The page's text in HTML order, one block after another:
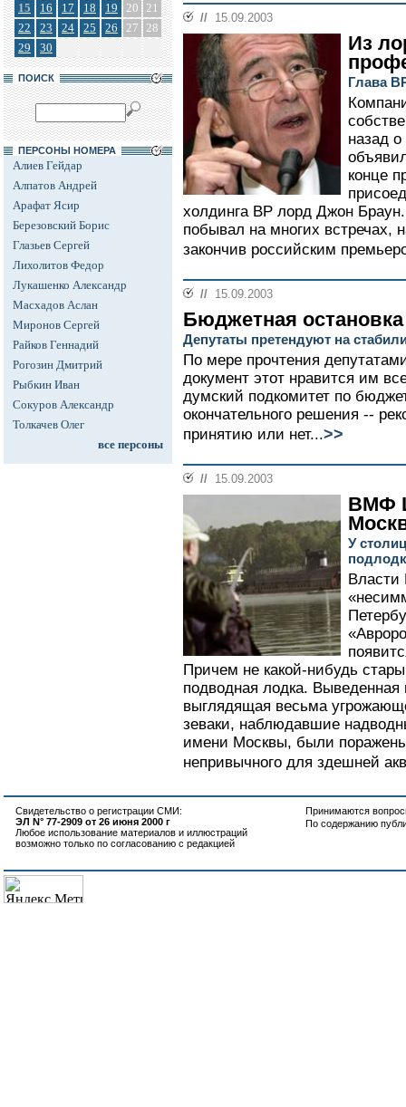
15
16 17 18 19 20 21
22
23 24 25 26 27 28
29
30
ПОИСК
ПЕРСОНЫ НОМЕРА
Алиев Гейдар
Алпатов Андрей
Арафат Ясир
Березовский Борис
Глазьев Сергей
Лихолитов Федор
Лукашенко Александр
Масхадов Аслан
Миронов Сергей
Райков Геннадий
Рогозин Дмитрий
Рыбкин Иван
Сокуров Александр
Толкачев Олег
все персоны
// 15.09.2003
Из
Глава
назад
конце
холдинга ВР лорд Джон
побывал на многих
закончив российским
// 15.09.2003
Бюджетная остановка
Депутаты претендуют на
По мере прочтения
документ этот нравится им
думский подкомитет по
окончательного решения --
принятию или нет...>>
// 15.09.2003
ВМФ
У
Причем не какой-нибудь
подводная лодка. Выведенная
выглядящая весьма
зеваки, наблюдавшие
имени Москвы, были
непривычного для здешней
Свидетельство о регистрации СМИ:
ЭЛ N° 77-2909 от 26 июня 2000 г
Любое использование материалов и иллюстраций
возможно только по согласованию с редакцией
Принимаются
По содержанию